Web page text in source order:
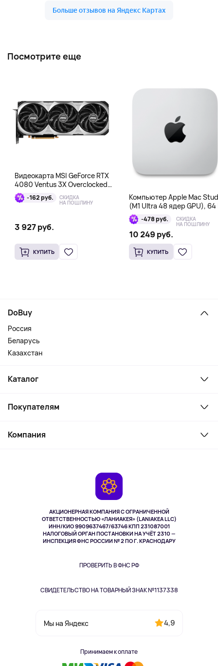
Посмотрите еще
Видеокарта MSI GeForce RTX
4080 Ventus 3X Overclocked
16GB DDR6X
-162 руб. СКИДКА
НА ПОШЛИНУ
3 927 руб.
КУПИТЬ
Компьютер Apple Mac
(M1 Ultra 48 ядер GPU), 64
1 Тб -478 руб. СКИДКА
НА ПОШЛИНУ
10 249 руб.
КУПИТЬ
АКЦИОНЕРНАЯ КОМПАНИЯ С ОГРАНИЧЕННОЙ
ОТВЕТСТВЕННОСТЬЮ «ЛАНИАКЕЯ» (LANIAKEA LLC)
ИНН/КИО 9909637467/63746 КПП 231087001
НАЛОГОВЫЙ ОРГАН ПОСТАНОВКИ НА УЧЁТ 2310 —
ИНСПЕКЦИЯ ФНС РОССИИ № 2 ПО Г. КРАСНОДАРУ
ПРОВЕРИТЬ В ФНС РФ
СВИДЕТЕЛЬСТВО НА ТОВАРНЫЙ ЗНАК №1137338
Мы на Яндекс 4,9
Принимаем к оплате
DoBuy
Россия
Беларусь
Казахстан
Каталог
Ноутбуки, мониторы, VR
Косметика и уход
Здоровье питомцев
Одежда и аксессуары
Покупателям
Как заказать
Компания